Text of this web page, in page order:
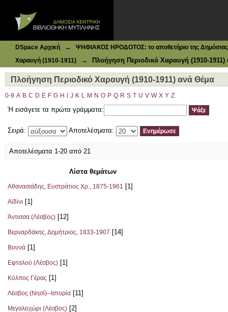
DSpace Αρχική →
ΨΗΦΙΑΚΟΣ ΗΡΟΔΟΤΟΣ: το αποθετήριο της Δημόσιας
Χαραυγή (1910-1911)
→ Πλοήγηση Περιοδικό Χαραυγή (1910-
Πλοήγηση Περιοδικό Χαραυγή (1910-1911) ανά Θέμα
0-9 A B C D E F G H J K L M N O P Q R S T U V W X Y Z
Ή εισάγετε τα πρώτα γράμματα:
Σειρά: Αποτελέσματα:
Αποτελέσματα 1-20 από 21
Λίστα θεμάτων
Αθανασιάδης, Ευστράτιος Χρ., 1875-1961 [1]
Αϊδίνι [1]
Άντισσα (Λέσβος) [12]
Βερναρδάκης, Δημήτριος, 1833-1907 [14]
Βουνά [1]
Εφταλού (Λέσβος) [1]
Κόλπος Γέρας [1]
Λέσβος (Νησί)--Ιστορία [11]
Μεγαλοχώρι (Λέσβος) [2]